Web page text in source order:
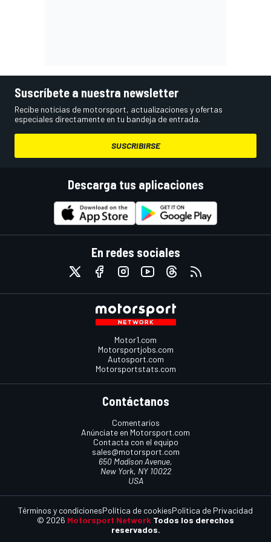
Suscríbete a nuestra newsletter
Recibe noticias de motorsport, actualizaciones y ofertas
especiales directamente en tu bandeja de entrada.
SUSCRIBIRSE
Descarga tus aplicaciones
En redes sociales
Motor1.com
Motorsportjobs.com
Autosport.com
Motorsportstats.com
Contáctanos
Comentarios
Anúnciate en Motorsport.com
Contacta con el equipo
sales@motorsport.com
650 Madison Avenue,
New York, NY 10022
USA
© 2026 Motorsport Network Todos los derechos
reservados.
Términos y condicionesPolítica de cookiesPolítica de Privacidad